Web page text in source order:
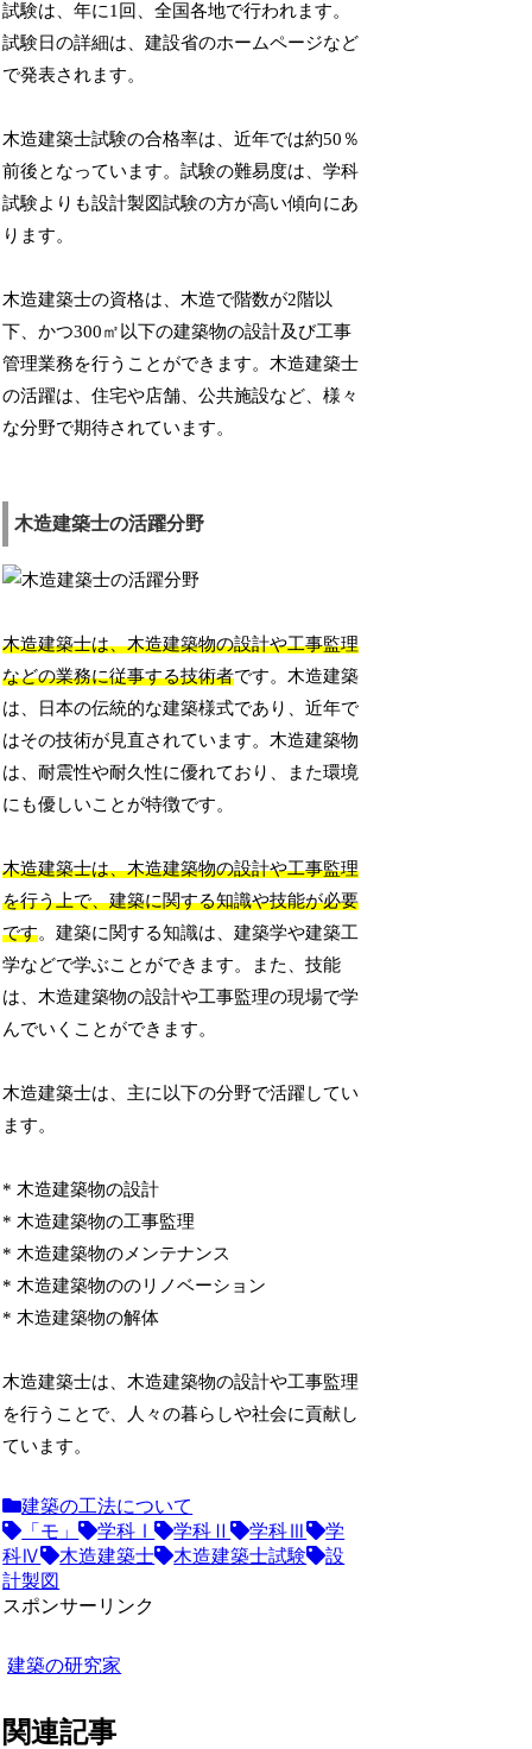
試験は、年に1回、全国各地で行われます。
試験日の詳細は、建設省のホームページなど
で発表されます。
木造建築士試験の合格率は、近年では約50％
前後となっています。試験の難易度は、学科
試験よりも設計製図試験の方が高い傾向にあ
ります。
木造建築士の資格は、木造で階数が2階以
下、かつ300㎡以下の建築物の設計及び工事
管理業務を行うことができます。木造建築士
の活躍は、住宅や店舗、公共施設など、様々
な分野で期待されています。
木造建築士の活躍分野
木造建築士は、木造建築物の設計や工事監理
などの業務に従事する技術者です。木造建築
は、日本の伝統的な建築様式であり、近年で
はその技術が見直されています。木造建築物
は、耐震性や耐久性に優れており、また環境
にも優しいことが特徴です。
木造建築士は、木造建築物の設計や工事監理
を行う上で、建築に関する知識や技能が必要
です。建築に関する知識は、建築学や建築工
学などで学ぶことができます。また、技能
は、木造建築物の設計や工事監理の現場で学
んでいくことができます。
木造建築士は、主に以下の分野で活躍してい
ます。
* 木造建築物の設計
* 木造建築物の工事監理
* 木造建築物のメンテナンス
* 木造建築物ののリノベーション
* 木造建築物の解体
木造建築士は、木造建築物の設計や工事監理
を行うことで、人々の暮らしや社会に貢献し
ています。
建築の工法について
「モ」
学科Ⅰ 学科Ⅱ 学科Ⅲ
学
科Ⅳ
木造建築士 木造建築士試験
設
計製図
スポンサーリンク
建築の研究家
関連記事